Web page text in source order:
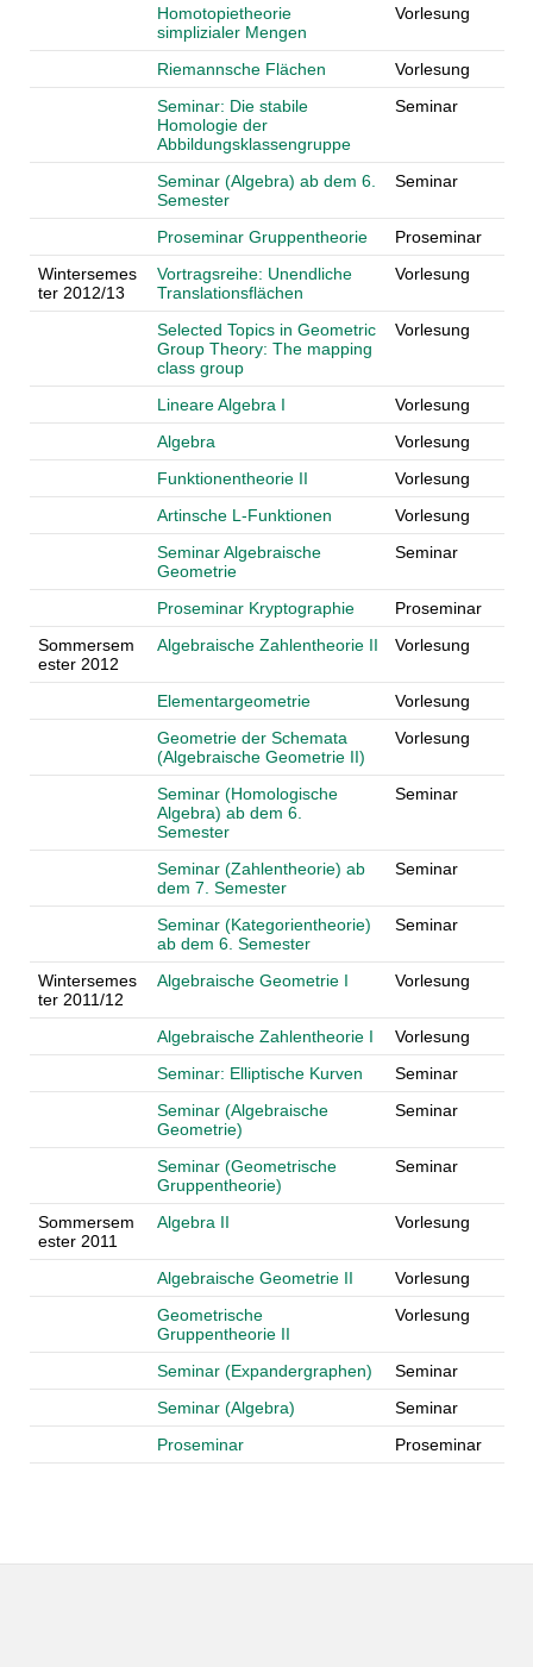
Homotopietheorie
simplizialer Mengen
Vorlesung
Riemannsche Flächen
Vorlesung
Seminar: Die stabile
Homologie der
Abbildungsklassengruppe
Seminar
Seminar (Algebra) ab dem 6.
Semester
Seminar
Proseminar Gruppentheorie
Proseminar
Wintersemes
ter 2012/13
Vortragsreihe: Unendliche
Translationsflächen
Vorlesung
Selected Topics in Geometric
Group Theory: The mapping
class group
Vorlesung
Lineare Algebra I
Vorlesung
Algebra
Vorlesung
Funktionentheorie II
Vorlesung
Artinsche L-Funktionen
Vorlesung
Seminar Algebraische
Geometrie
Seminar
Proseminar Kryptographie
Proseminar
Sommersem
ester 2012
Algebraische Zahlentheorie II Vorlesung
Elementargeometrie
Vorlesung
Geometrie der Schemata
(Algebraische Geometrie II)
Vorlesung
Seminar (Homologische
Algebra) ab dem 6.
Semester
Seminar
Seminar (Zahlentheorie) ab
dem 7. Semester
Seminar
Seminar (Kategorientheorie)
ab dem 6. Semester
Seminar
Wintersemes
ter 2011/12
Algebraische Geometrie I Vorlesung
Algebraische Zahlentheorie I
Vorlesung
Seminar: Elliptische Kurven
Seminar
Seminar (Algebraische
Geometrie)
Seminar
Seminar (Geometrische
Gruppentheorie)
Seminar
Sommersem
ester 2011
Algebra II Vorlesung
Algebraische Geometrie II
Vorlesung
Geometrische
Gruppentheorie II
Vorlesung
Seminar (Expandergraphen)
Seminar
Seminar (Algebra)
Seminar
Proseminar
Proseminar